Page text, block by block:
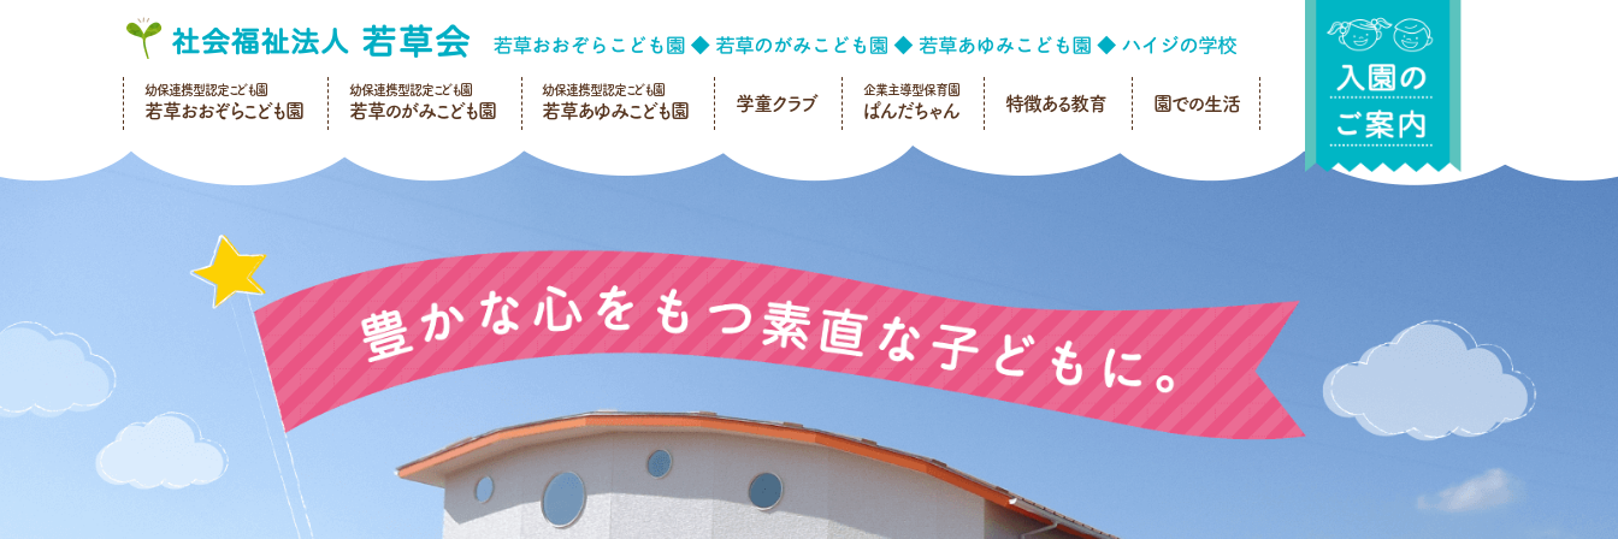
幼保連携型認定こども園
若草おおぞらこども園
幼保連携型認定こども園
若草のがみこども園
幼保連携型認定こども園
若草あゆみこども園 学童クラブ
企業主導型保育園
ぱんだちゃん 特徴ある教育 園での生活